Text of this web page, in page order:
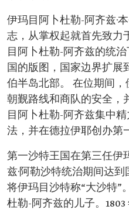
伊玛目阿卜杜勒-阿齐兹·
志，从掌权起就首先致力
目阿卜杜勒-阿齐兹的统
国的版图，国家边界扩展
伯半岛北部。 在位期间
朝觐路线和商队的安全，
目阿卜杜勒-阿齐兹集中
法，并在德拉伊耶创办第
第一沙特王国在第三任伊
兹·阿勒沙特统治期间达
将伊玛目沙特称“大沙特”
杜勒-阿齐兹的儿子。